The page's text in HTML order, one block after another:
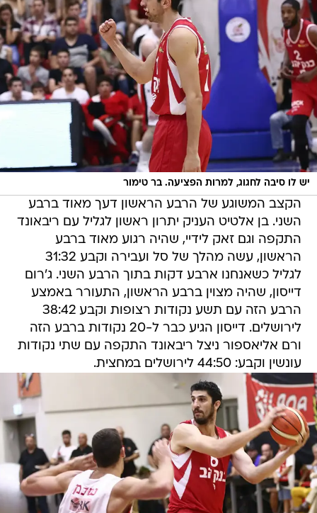
יש לו סיבה לחגוג, למרות הפציעה. בר טימור
הקצב המשוגע של הרבע הראשון דעך מאוד ברבע
השני. בן אלטיט העניק יתרון ראשון לגליל עם ריבאונד
התקפה וגם זאק לידיי, שהיה רגוע מאוד ברבע
הראשון, עשה מהלך של סל ועבירה וקבע 31:32
לגליל כשאנחנו ארבע דקות בתוך הרבע השני. ג'רום
דייסון, שהיה מצוין ברבע הראשון, התעורר באמצע
הרבע הזה עם תשע נקודות רצופות וקבע 38:42
לירושלים. דייסון הגיע כבר ל-20 נקודות ברבע הזה
ורם אליאספור ניצל ריבאונד התקפה עם שתי נקודות
עונשין וקבע: 44:50 לירושלים במחצית.